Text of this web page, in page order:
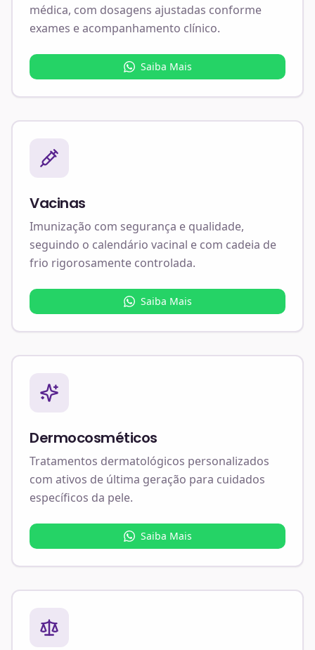
médica, com dosagens ajustadas conforme
exames e acompanhamento clínico.
Saiba Mais
Vacinas
Imunização com segurança e qualidade,
seguindo o calendário vacinal e com cadeia de
frio rigorosamente controlada.
Saiba Mais
Dermocosméticos
Tratamentos dermatológicos personalizados
com ativos de última geração para cuidados
específicos da pele.
Saiba Mais